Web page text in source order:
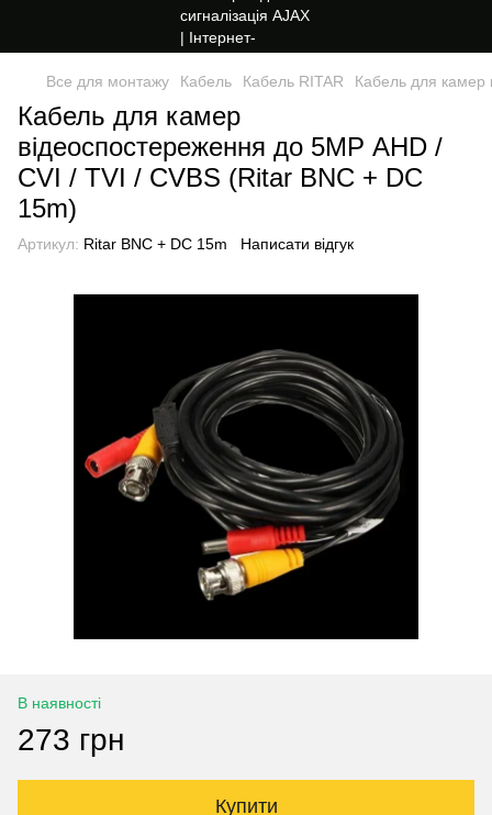
Все для монтажу Кабель Кабель RITAR Кабель для камер
Кабель для камер
відеоспостереження до 5МР AHD /
CVI / TVI / CVBS (Ritar BNC + DC
15m)
Артикул: Ritar BNC + DC 15m Написати відгук
В наявності
273 грн
Купити